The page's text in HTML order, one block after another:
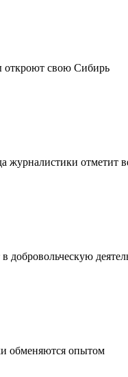
откроют свою Сибирь
журналистики отметит
добровольческую
обменяются опытом